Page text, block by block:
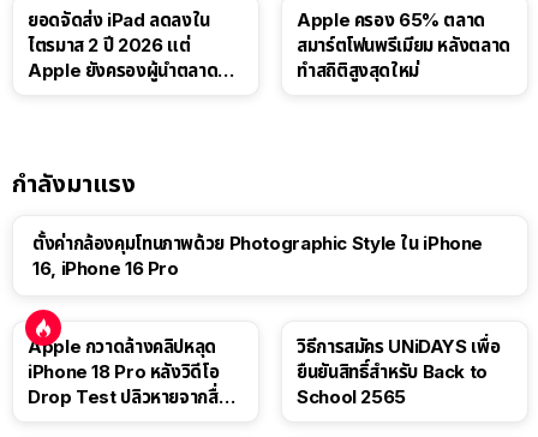
ยอดจัดส่ง iPad ลดลงใน
ไตรมาส 2 ปี 2026 แต่
Apple ยังครองผู้นำตลาด
Apple ครอง 65% ตลาด
สมาร์ตโฟนพรีเมียม หลังตลาด
ทำสถิติสูงสุดใหม่
กำลังมาแรง
ตั้งค่ากล้องคุมโทนภาพด้วย Photographic Style ใน iPhone
16, iPhone 16 Pro
Apple กวาดล้างคลิปหลุด
iPhone 18 Pro หลังวิดีโอ
Drop Test ปลิวหายจากสื่อ
วิธีการสมัคร UNiDAYS เพื่อ
ยืนยันสิทธิ์สำหรับ Back to
School 2565